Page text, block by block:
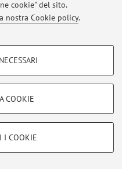
cookie" del sito.
nostra Cookie policy.
esemplificativo, per il corretto
COOKIE
I COOKIE